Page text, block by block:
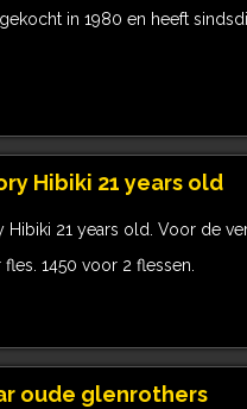
in 1980 en heeft
Hibiki 21 years old
Hibiki 21 years old. Voor de
fles. 1450 voor 2 flessen.
oude glenrothers